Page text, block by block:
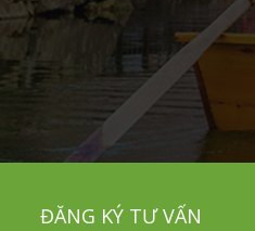
ĐĂNG KÝ TƯ VẤN